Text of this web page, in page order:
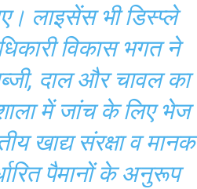
लाइसेंस भी डिस्प्ले
विकास भगत ने
दाल और चावल का
में जांच के लिए भेज
खाद्य संरक्षा व मानक
पैमानों के अनुरूप